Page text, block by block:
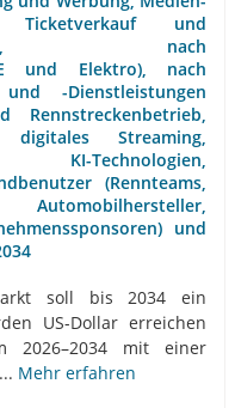
Ticketverkauf und
nach
und Elektro), nach
-Dienstleistungen
Rennstreckenbetrieb,
Streaming,
Technologien,
(Rennteams,
und
soll bis 2034 ein
US-Dollar erreichen
2026–2034 mit einer
Mehr erfahren